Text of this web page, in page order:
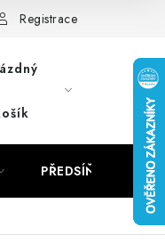
Registrace
PŘEDSÍŇ